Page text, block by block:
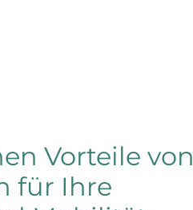
Vorteile von
für Ihre